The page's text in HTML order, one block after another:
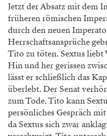
Jetzt der Absatz mit dem
früheren römischen
durch den neuen
Herrschaftsansprüche
Tito zu töten. Sextus liebt
Hin und her gerissen
lässter schließlich das
überlebt. Der Senat
zum Tode. Tito kann
persönliches Gespräch mit
da Sextus sich zwar